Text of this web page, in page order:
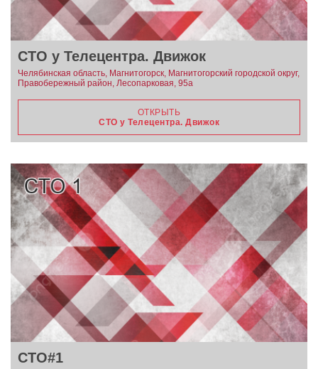
СТО у Телецентра. Движок
Челябинская область, Магнитогорск, Магнитогорский городской округ,
Правобережный район, Лесопарковая, 95а
ОТКРЫТЬ
СТО у Телецентра. Движок
СТО#1